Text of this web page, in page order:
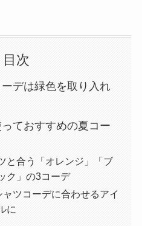
目次
デは緑色を取り入れ
ておすすめの夏コー
と合う「オレンジ」「ブ
ク」の3コーデ
ツコーデに合わせるアイ
に